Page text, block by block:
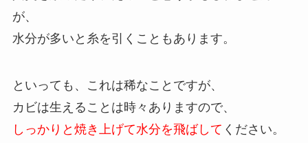
が、
水分が多いと糸を引くこともあります。
といっても、これは稀なことですが、
カビは生えることは時々ありますので、
しっかりと焼き上げて水分を飛ばして ください。